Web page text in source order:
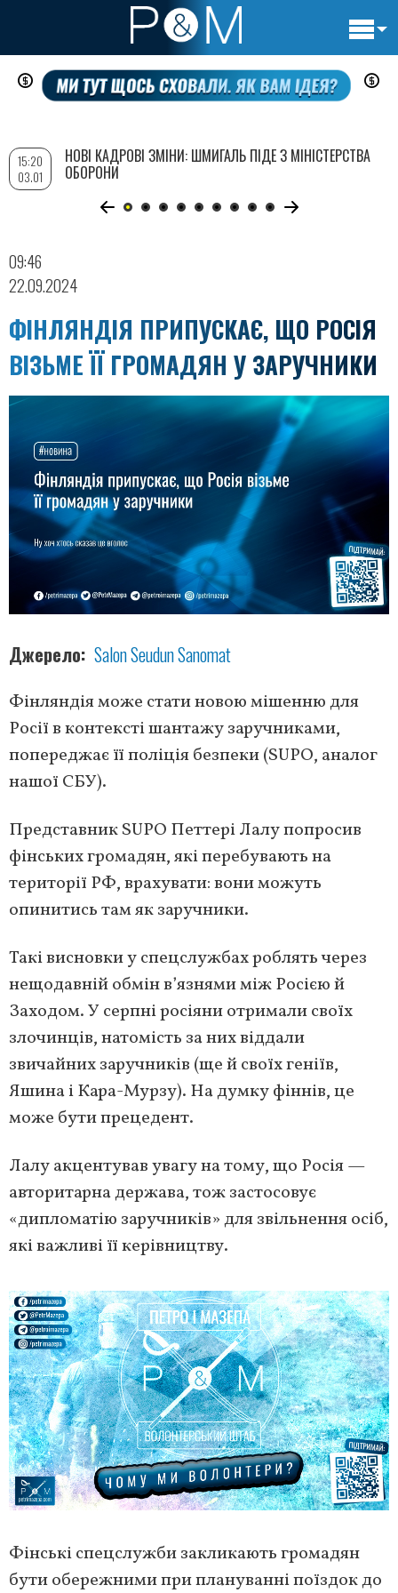
Перейти
до
вмісту
09:46
22.09.2024
ФІНЛЯНДІЯ ПРИПУСКАЄ, ЩО РОСІЯ
ВІЗЬМЕ ЇЇ ГРОМАДЯН У ЗАРУЧНИКИ
Джерело Salon Seudun Sanomat
Фінляндія може стати новою мішенню для
Росії в контексті шантажу заручниками,
попереджає її поліція безпеки (SUPO, аналог
нашої СБУ).
Представник SUPO Петтері Лалу попросив
фінських громадян, які перебувають на
території РФ, врахувати: вони можуть
опинитись там як заручники.
Такі висновки у спецслужбах роблять через
нещодавній обмін в’язнями між Росією й
Заходом. У серпні росіяни отримали своїх
злочинців, натомість за них віддали
звичайних заручників (ще й своїх геніїв,
Яшина і Кара-Мурзу). На думку фіннів, це
може бути прецедент.
Лалу акцентував увагу на тому, що Росія —
авторитарна держава, тож застосовує
«дипломатію заручників» для звільнення осіб,
які важливі її керівництву.
Фінські спецслужби закликають громадян
бути обережними при плануванні поїздок до
15:20
03.01
НОВІ КАДРОВІ ЗМІНИ: ШМИГАЛЬ ПІДЕ З МІНІСТЕРСТВА
ОБОРОНИ